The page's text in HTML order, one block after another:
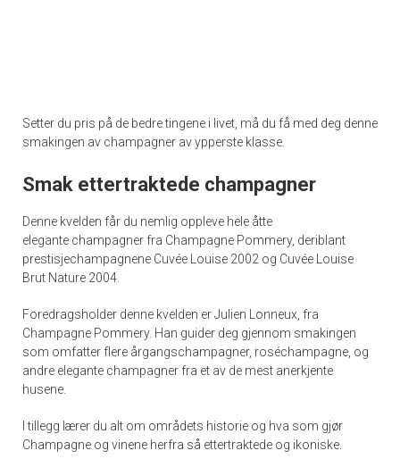
Setter du pris på de bedre tingene i livet, må du få med deg denne
smakingen av champagner av ypperste klasse.
Smak ettertraktede champagner
Denne kvelden får du nemlig oppleve hele åtte
elegante champagner fra Champagne Pommery, deriblant
prestisjechampagnene Cuvée Louise 2002 og Cuvée Louise
Brut Nature 2004.
Foredragsholder denne kvelden er Julien Lonneux, fra
Champagne Pommery. Han guider deg gjennom smakingen
som omfatter flere årgangschampagner, roséchampagne, og
andre elegante champagner fra et av de mest anerkjente
husene.
I tillegg lærer du alt om områdets historie og hva som gjør
Champagne og vinene herfra så ettertraktede og ikoniske.